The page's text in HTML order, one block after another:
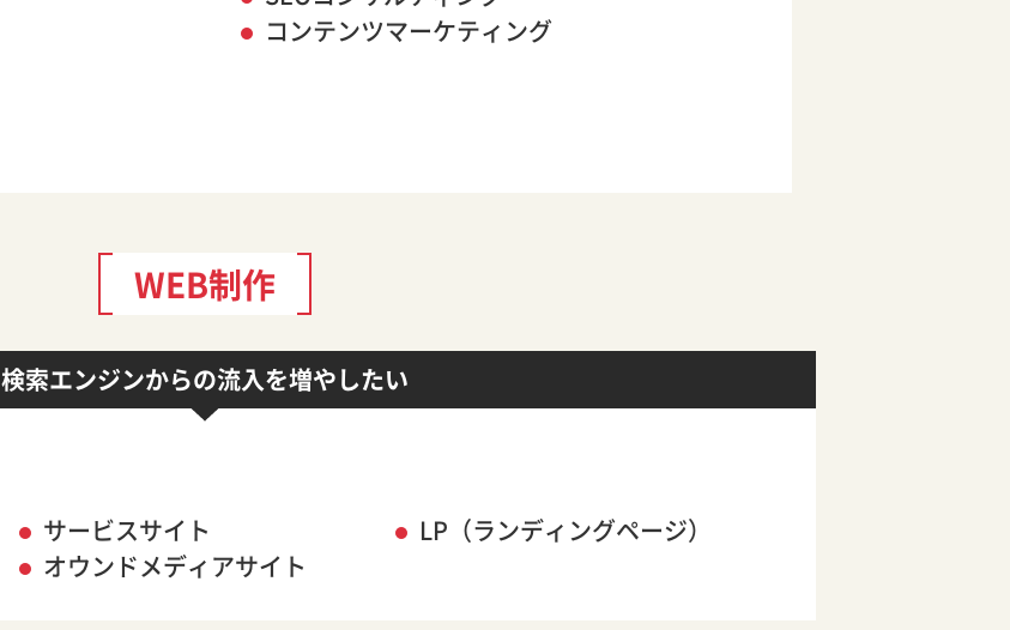
コンテンツマーケティング
WEB制作
検索エンジンからの流入を増やしたい
サービスサイト
LP（ランディングページ）
オウンドメディアサイト